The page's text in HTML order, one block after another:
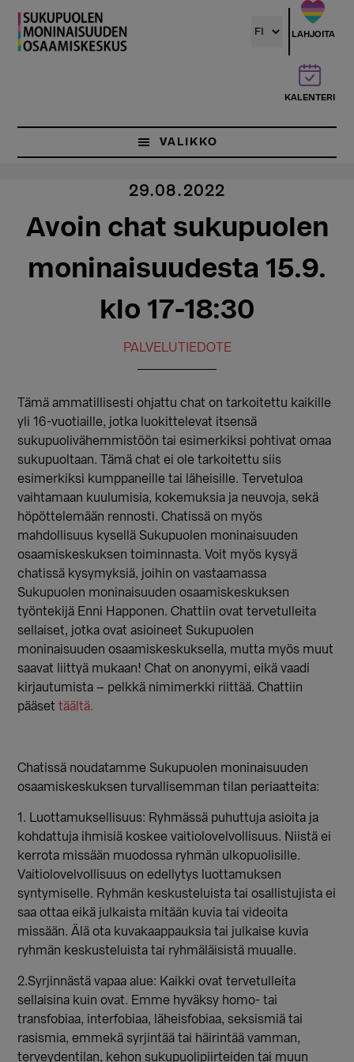
Hyppää
pääsisältöön
LAHJOITA
KALENTERI
VALIKKO
29.08.2022
Avoin chat sukupuolen
moninaisuudesta 15.9.
klo 17-18:30
PALVELUTIEDOTE
Tämä ammatillisesti ohjattu chat on tarkoitettu kaikille
yli 16-vuotiaille, jotka luokittelevat itsensä
sukupuolivähemmistöön tai esimerkiksi pohtivat omaa
sukupuoltaan. Tämä chat ei ole tarkoitettu siis
esimerkiksi kumppaneille tai läheisille. Tervetuloa
vaihtamaan kuulumisia, kokemuksia ja neuvoja, sekä
höpöttelemään rennosti. Chatissä on myös
mahdollisuus kysellä Sukupuolen moninaisuuden
osaamiskeskuksen toiminnasta. Voit myös kysyä
chatissä kysymyksiä, joihin on vastaamassa
Sukupuolen moninaisuuden osaamiskeskuksen
työntekijä Enni Happonen. Chattiin ovat tervetulleita
sellaiset, jotka ovat asioineet Sukupuolen
moninaisuuden osaamiskeskuksella, mutta myös muut
saavat liittyä mukaan! Chat on anonyymi, eikä vaadi
kirjautumista – pelkkä nimimerkki riittää. Chattiin
pääsettäältä.
Chatissä noudatamme Sukupuolen moninaisuuden
osaamiskeskuksen turvallisemman tilan periaatteita:
1. Luottamuksellisuus: Ryhmässä puhuttuja asioita ja
kohdattuja ihmisiä koskee vaitiolovelvollisuus. Niistä ei
kerrota missään muodossa ryhmän ulkopuolisille.
Vaitiolovelvollisuus on edellytys luottamuksen
syntymiselle. Ryhmän keskusteluista tai osallistujista ei
saa ottaa eikä julkaista mitään kuvia tai videoita
missään. Älä ota kuvakaappauksia tai julkaise kuvia
ryhmän keskusteluista tai ryhmäläisistä muualle.
2.Syrjinnästä vapaa alue: Kaikki ovat tervetulleita
sellaisina kuin ovat. Emme hyväksy homo- tai
transfobiaa, interfobiaa, läheisfobiaa, seksismiä tai
rasismia, emmekä syrjintää tai häirintää vamman,
terveydentilan, kehon sukupuolipiirteiden tai muun